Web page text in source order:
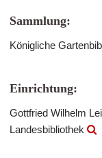
Sammlung:
Königliche
Einrichtung:
Gottfried Wilhelm
Landesbibliothek